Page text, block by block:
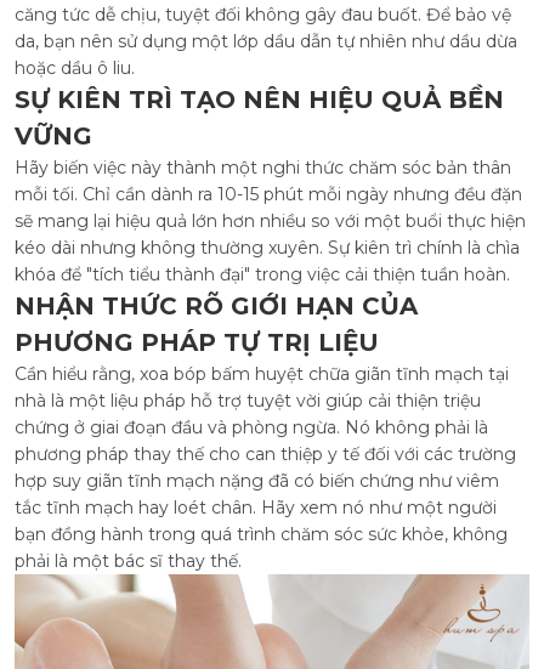
căng tức dễ chịu, tuyệt đối không gây đau buốt. Để bảo vệ
da, bạn nên sử dụng một lớp dầu dẫn tự nhiên như dầu dừa
hoặc dầu ô liu.
SỰ KIÊN TRÌ TẠO NÊN HIỆU QUẢ BỀN
VỮNG
Hãy biến việc này thành một nghi thức chăm sóc bản thân
mỗi tối. Chỉ cần dành ra 10-15 phút mỗi ngày nhưng đều đặn
sẽ mang lại hiệu quả lớn hơn nhiều so với một buổi thực hiện
kéo dài nhưng không thường xuyên. Sự kiên trì chính là chìa
khóa để "tích tiểu thành đại" trong việc cải thiện tuần hoàn.
NHẬN THỨC RÕ GIỚI HẠN CỦA
PHƯƠNG PHÁP TỰ TRỊ LIỆU
Cần hiểu rằng, xoa bóp bấm huyệt chữa giãn tĩnh mạch tại
nhà là một liệu pháp hỗ trợ tuyệt vời giúp cải thiện triệu
chứng ở giai đoạn đầu và phòng ngừa. Nó không phải là
phương pháp thay thế cho can thiệp y tế đối với các trường
hợp suy giãn tĩnh mạch nặng đã có biến chứng như viêm
tắc tĩnh mạch hay loét chân. Hãy xem nó như một người
bạn đồng hành trong quá trình chăm sóc sức khỏe, không
phải là một bác sĩ thay thế.